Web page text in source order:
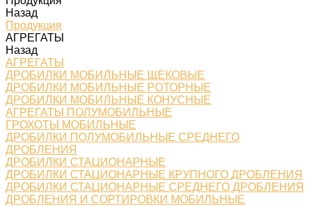
Назад
Продукция
АГРЕГАТЫ
Назад
АГРЕГАТЫ
ДРОБИЛКИ МОБИЛЬНЫЕ ЩЕКОВЫЕ
ДРОБИЛКИ МОБИЛЬНЫЕ РОТОРНЫЕ
ДРОБИЛКИ МОБИЛЬНЫЕ КОНУСНЫЕ
АГРЕГАТЫ ПОЛУМОБИЛЬНЫЕ
ГРОХОТЫ МОБИЛЬНЫЕ
ДРОБИЛКИ ПОЛУМОБИЛЬНЫЕ СРЕДНЕГО
ДРОБЛЕНИЯ
ДРОБИЛКИ СТАЦИОНАРНЫЕ
ДРОБИЛКИ СТАЦИОНАРНЫЕ КРУПНОГО ДРОБЛЕНИЯ
ДРОБИЛКИ СТАЦИОНАРНЫЕ СРЕДНЕГО ДРОБЛЕНИЯ
ДРОБЛЕНИЯ И СОРТИРОВКИ МОБИЛЬНЫЕ